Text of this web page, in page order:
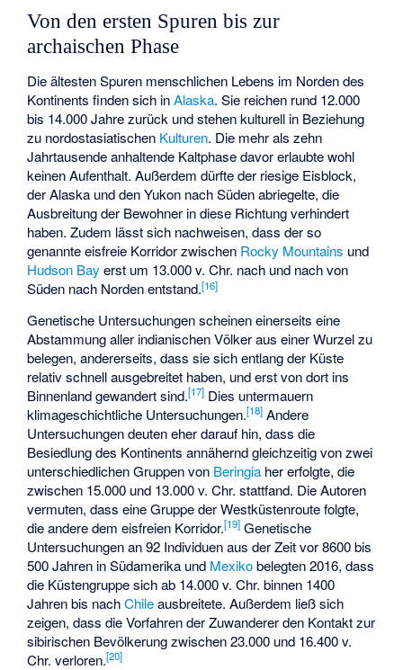
Von den ersten Spuren bis zur
archaischen Phase
Die ältesten Spuren menschlichen Lebens im Norden des
Kontinents finden sich inAlaska. Sie reichen rund 12.000
bis 14.000 Jahre zurück und stehen kulturell in Beziehung
zu nordostasiatischen Kulturen. Die mehr als zehn
Jahrtausende anhaltende Kaltphase davor erlaubte wohl
keinen Aufenthalt. Außerdem dürfte der riesige Eisblock,
der Alaska und den Yukon nach Süden abriegelte, die
Ausbreitung der Bewohner in diese Richtung verhindert
haben. Zudem lässt sich nachweisen, dass der so
genannte eisfreie Korridor zwischen Rocky Mountains und
Hudson Bay erst um 13.000 v. Chr. nach und nach von
Süden nach Norden entstand.[16]
Genetische Untersuchungen scheinen einerseits eine
Abstammung aller indianischen Völker aus einer Wurzel zu
belegen, andererseits, dass sie sich entlang der Küste
relativ schnell ausgebreitet haben, und erst von dort ins
Binnenland gewandert sind.[17] Dies untermauern
klimageschichtliche Untersuchungen.[18] Andere
Untersuchungen deuten eher darauf hin, dass die
Besiedlung des Kontinents annähernd gleichzeitig von zwei
unterschiedlichen Gruppen von Beringia her erfolgte, die
zwischen 15.000 und 13.000 v. Chr. stattfand. Die Autoren
vermuten, dass eine Gruppe der Westküstenroute folgte,
die andere dem eisfreien Korridor.[19] Genetische
Untersuchungen an 92 Individuen aus der Zeit vor 8600 bis
500 Jahren in Südamerika und Mexikobelegten 2016, dass
die Küstengruppe sich ab 14.000 v. Chr. binnen 1400
Jahren bis nachChileausbreitete. Außerdem ließ sich
zeigen, dass die Vorfahren der Zuwanderer den Kontakt zur
sibirischen Bevölkerung zwischen 23.000 und 16.400 v.
Chr. verloren.[20]